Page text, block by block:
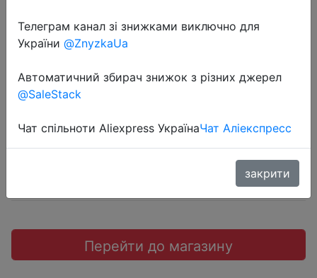
2022-08-03
2 шт., светящийся браслет
$0.71
Перейти до магазину
Телеграм канал зі знижками виключно для
України @ZnyzkaUa
Автоматичний збирач знижок з різних джерел
@SaleStack
Чат спільноти Aliexpress УкраїнаЧат Аліекспресс
закрити